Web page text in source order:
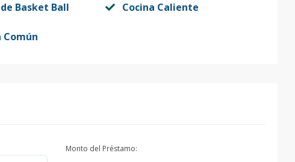
Basket Ball Cocina Caliente
Común
Monto del Préstamo: